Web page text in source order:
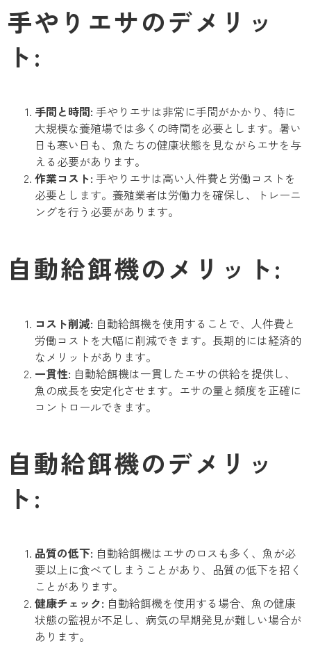
手やりエサのデメリッ
ト:
手間と時間: 手やりエサは非常に手間がかかり、特に
大規模な養殖場では多くの時間を必要とします。暑い
日も寒い日も、魚たちの健康状態を見ながらエサを与
える必要があります。
作業コスト: 手やりエサは高い人件費と労働コストを
必要とします。養殖業者は労働力を確保し、トレーニ
ングを行う必要があります。
自動給餌機のメリット:
コスト削減: 自動給餌機を使用することで、人件費と
労働コストを大幅に削減できます。長期的には経済的
なメリットがあります。
一貫性: 自動給餌機は一貫したエサの供給を提供し、
魚の成長を安定化させます。エサの量と頻度を正確に
コントロールできます。
自動給餌機のデメリッ
ト:
品質の低下: 自動給餌機はエサのロスも多く、魚が必
要以上に食べてしまうことがあり、品質の低下を招く
ことがあります。
健康チェック: 自動給餌機を使用する場合、魚の健康
状態の監視が不足し、病気の早期発見が難しい場合が
あります。